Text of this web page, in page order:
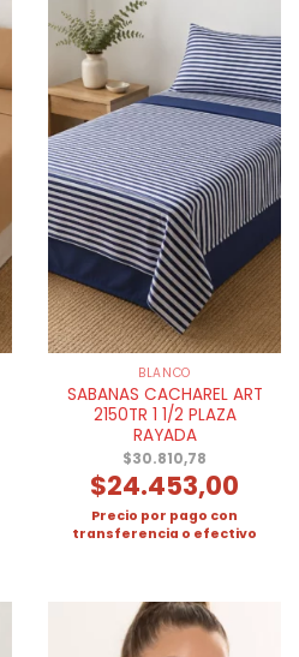
BLANCO
SABANAS CACHAREL ART
2150TR 1 1/2 PLAZA
RAYADA
$30.810,78
$24.453,00
Precio por pago con
transferencia o efectivo